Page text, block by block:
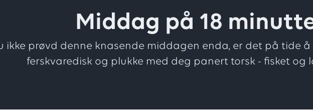
Middag på 18
ikke prøvd denne knasende middagen enda, er det på tide
ferskvaredisk og plukke med deg panert torsk - fisket og